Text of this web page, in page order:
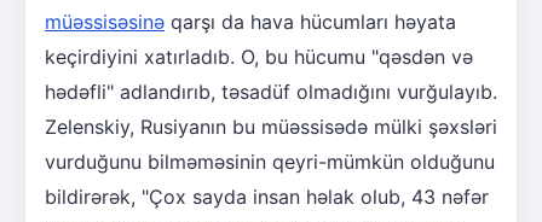
müəssisəsinə qarşı da hava hücumları həyata
keçirdiyini xatırladıb. O, bu hücumu "qəsdən və
hədəfli" adlandırıb, təsadüf olmadığını vurğulayıb.
Zelenskiy, Rusiyanın bu müəssisədə mülki şəxsləri
vurduğunu bilməməsinin qeyri-mümkün olduğunu
bildirərək, "Çox sayda insan həlak olub, 43 nəfər